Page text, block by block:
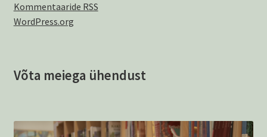
Kommentaaride RSS
WordPress.org
Võta meiega ühendust